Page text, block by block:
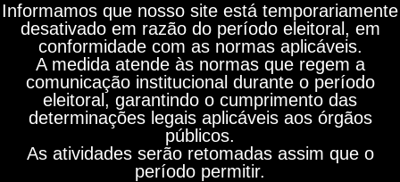
Informamos que nosso site está temporariamente
desativado em razão do período eleitoral, em
conformidade com as normas aplicáveis.
A medida atende às normas que regem a
comunicação institucional durante o período
eleitoral, garantindo o cumprimento das
determinações legais aplicáveis aos órgãos
públicos.
As atividades serão retomadas assim que o
período permitir.